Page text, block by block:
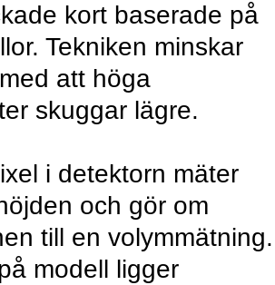
kort baserade på
Tekniken minskar
att höga
skuggar lägre.
i detektorn mäter
och gör om
till en volymmätning.
modell ligger